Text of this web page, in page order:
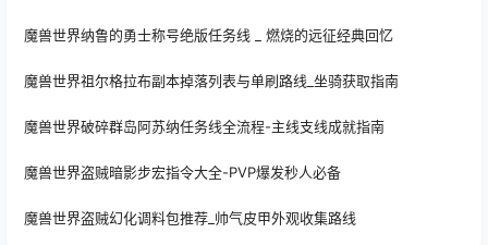
魔兽世界纳鲁的勇士称号绝版任务线 _ 燃烧的远征经典回忆
魔兽世界祖尔格拉布副本掉落列表与单刷路线_坐骑获取指南
魔兽世界破碎群岛阿苏纳任务线全流程-主线支线成就指南
魔兽世界盗贼暗影步宏指令大全-PVP爆发秒人必备
魔兽世界盗贼幻化调料包推荐_帅气皮甲外观收集路线